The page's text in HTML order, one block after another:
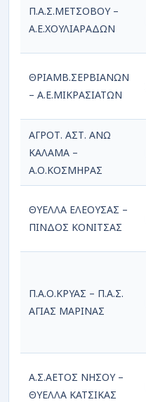
Π.Α.Σ.ΜΕΤΣΟΒΟΥ –
Α.Ε.ΧΟΥΛΙΑΡΑΔΩΝ
ΘΡΙΑΜΒ.ΣΕΡΒΙΑΝΩΝ
– Α.Ε.ΜΙΚΡΑΣΙΑΤΩΝ
ΑΓΡΟΤ. ΑΣΤ. ΑΝΩ
ΚΑΛΑΜΑ –
Α.Ο.ΚΟΣΜΗΡΑΣ
ΘΥΕΛΛΑ ΕΛΕΟΥΣΑΣ –
ΠΙΝΔΟΣ ΚΟΝΙΤΣΑΣ
Π.Α.Ο.ΚΡΥΑΣ – Π.Α.Σ.
ΑΓΙΑΣ ΜΑΡΙΝΑΣ
Α.Σ.ΑΕΤΟΣ ΝΗΣΟΥ –
ΘΥΕΛΛΑ ΚΑΤΣΙΚΑΣ